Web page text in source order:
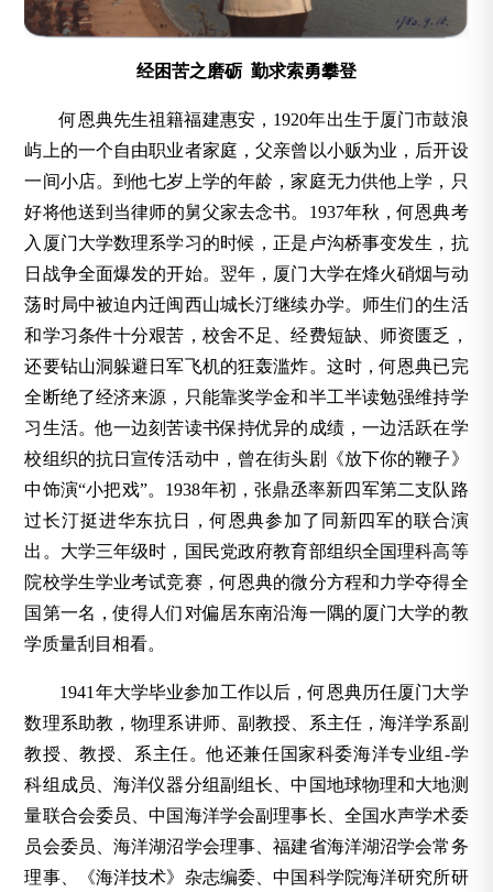
经困苦之磨砺 勤求索勇攀登
何恩典先生祖籍福建惠安，1920年出生于厦门市鼓浪
屿上的一个自由职业者家庭，父亲曾以小贩为业，后开设
一间小店。到他七岁上学的年龄，家庭无力供他上学，只
好将他送到当律师的舅父家去念书。1937年秋，何恩典考
入厦门大学数理系学习的时候，正是卢沟桥事变发生，抗
日战争全面爆发的开始。翌年，厦门大学在烽火硝烟与动
荡时局中被迫内迁闽西山城长汀继续办学。师生们的生活
和学习条件十分艰苦，校舍不足、经费短缺、师资匮乏，
还要钻山洞躲避日军飞机的狂轰滥炸。这时，何恩典已完
全断绝了经济来源，只能靠奖学金和半工半读勉强维持学
习生活。他一边刻苦读书保持优异的成绩，一边活跃在学
校组织的抗日宣传活动中，曾在街头剧《放下你的鞭子》
中饰演“小把戏”。1938年初，张鼎丞率新四军第二支队路
过长汀挺进华东抗日，何恩典参加了同新四军的联合演
出。大学三年级时，国民党政府教育部组织全国理科高等
院校学生学业考试竞赛，何恩典的微分方程和力学夺得全
国第一名，使得人们对偏居东南沿海一隅的厦门大学的教
学质量刮目相看。
1941年大学毕业参加工作以后，何恩典历任厦门大学
数理系助教，物理系讲师、副教授、系主任，海洋学系副
教授、教授、系主任。他还兼任国家科委海洋专业组-学
科组成员、海洋仪器分组副组长、中国地球物理和大地测
量联合会委员、中国海洋学会副理事长、全国水声学术委
员会委员、海洋湖沼学会理事、福建省海洋湖沼学会常务
理事、《海洋技术》杂志编委、中国科学院海洋研究所研